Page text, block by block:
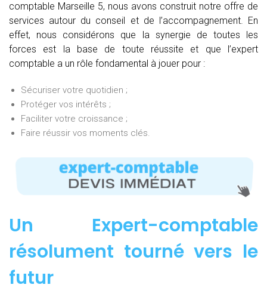
comptable Marseille 5, nous avons construit notre offre de
services autour du conseil et de l’accompagnement. En
effet, nous considérons que la synergie de toutes les
forces est la base de toute réussite et que l’expert
comptable a un rôle fondamental à jouer pour :
Sécuriser votre quotidien ;
Protéger vos intérêts ;
Faciliter votre croissance ;
Faire réussir vos moments clés.
Un Expert-comptable
résolument tourné vers le
futur